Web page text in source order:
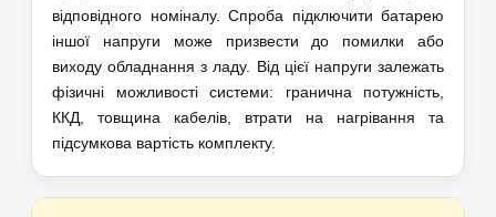
відповідного номіналу. Спроба підключити батарею
іншої напруги може призвести до помилки або
виходу обладнання з ладу. Від цієї напруги залежать
фізичні можливості системи: гранична потужність,
ККД, товщина кабелів, втрати на нагрівання та
підсумкова вартість комплекту.